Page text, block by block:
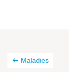
Maladies